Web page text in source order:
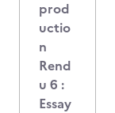
prod
uctio
n
Rend
u 6 :
Essay